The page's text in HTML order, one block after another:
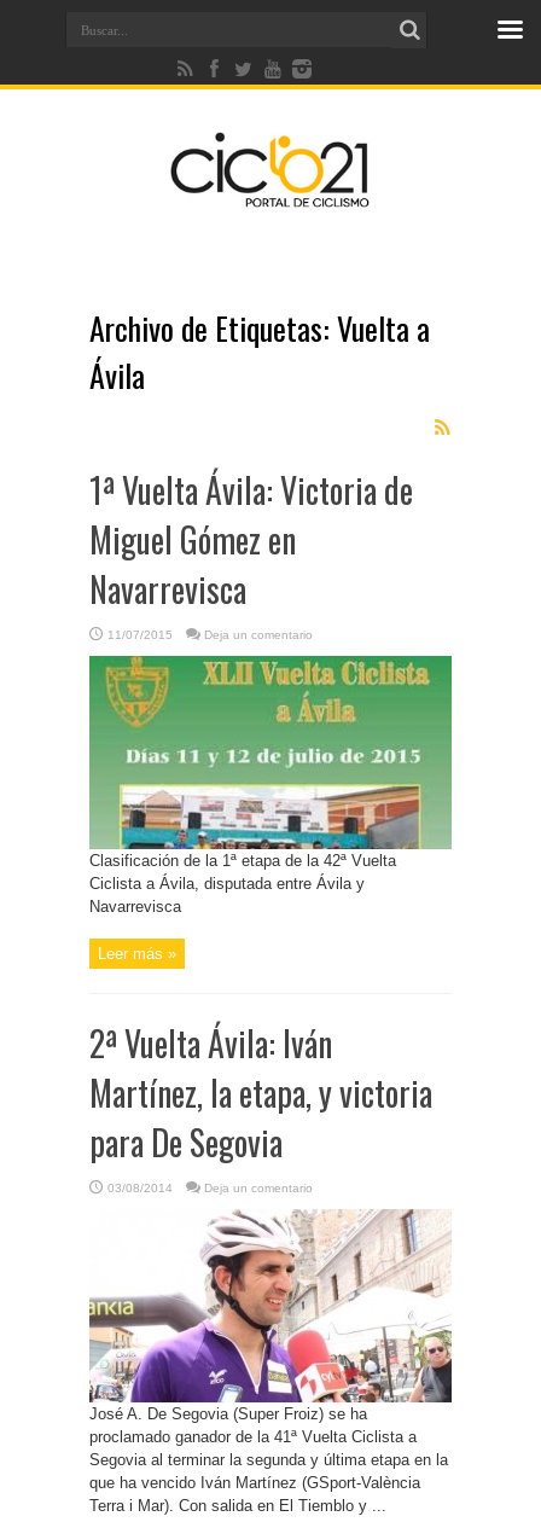
Archivo de Etiquetas:Vuelta a
Ávila
1ª Vuelta Ávila: Victoria de
Miguel Gómez en
Navarrevisca
11/07/2015 Deja un comentario
Clasificación de la 1ª etapa de la 42ª Vuelta
Ciclista a Ávila, disputada entre Ávila y
Navarrevisca
Leer más »
2ª Vuelta Ávila: Iván
Martínez, la etapa, y victoria
para De Segovia
03/08/2014 Deja un comentario
José A. De Segovia (Super Froiz) se ha
proclamado ganador de la 41ª Vuelta Ciclista a
Segovia al terminar la segunda y última etapa en la
que ha vencido Iván Martínez (GSport-València
Terra i Mar). Con salida en El Tiemblo y ...